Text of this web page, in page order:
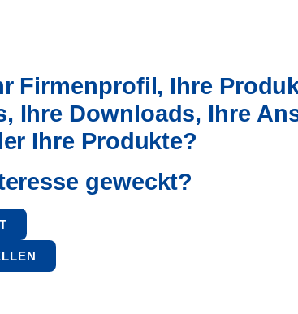
Firmenprofil, Ihre
Ihre Downloads, Ihre
Ihre Produkte?
geweckt?